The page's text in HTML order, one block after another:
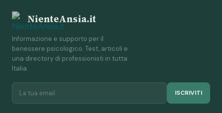
NienteAnsia.it
Informazione e supporto per il
benessere psicologico. Test, articoli e
una directory di professionisti in tutta
Italia.
ISCRIVITI